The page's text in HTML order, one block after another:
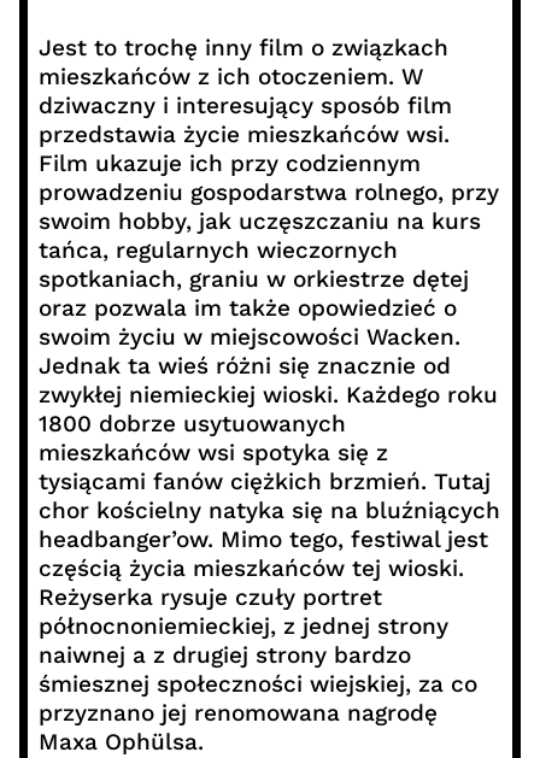
Jest to trochę inny film o związkach
mieszkańców z ich otoczeniem. W
dziwaczny i interesujący sposób film
przedstawia życie mieszkańców wsi.
Film ukazuje ich przy codziennym
prowadzeniu gospodarstwa rolnego, przy
swoim hobby, jak uczęszczaniu na kurs
tańca, regularnych wieczornych
spotkaniach, graniu w orkiestrze dętej
oraz pozwala im także opowiedzieć o
swoim życiu w miejscowości Wacken.
Jednak ta wieś różni się znacznie od
zwykłej niemieckiej wioski. Każdego roku
1800 dobrze usytuowanych
mieszkańców wsi spotyka się z
tysiącami fanów ciężkich brzmień. Tutaj
chor kościelny natyka się na bluźniących
headbanger’ow. Mimo tego, festiwal jest
częścią życia mieszkańców tej wioski.
Reżyserka rysuje czuły portret
północnoniemieckiej, z jednej strony
naiwnej a z drugiej strony bardzo
śmiesznej społeczności wiejskiej, za co
przyznano jej renomowana nagrodę
Maxa Ophülsa.